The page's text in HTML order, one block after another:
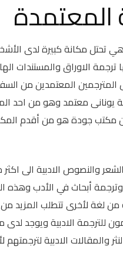
المعتمدة
تحتل مكانة كبيرة لدى
الاوراق والمستندات
المعتمدين من
يونانى معتمد وهو من احد
مكتب جودة هو من أقدم
والنصوص الادبية الى
أبحاث في الأدب
لغة لأخرى تتطلب المزيد
للترجمة الادبية ويوجد